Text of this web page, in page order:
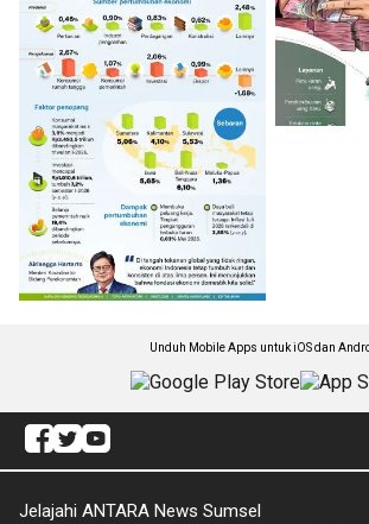
Unduh Mobile Apps untuk iOS dan
Jelajahi ANTARA News Sumsel